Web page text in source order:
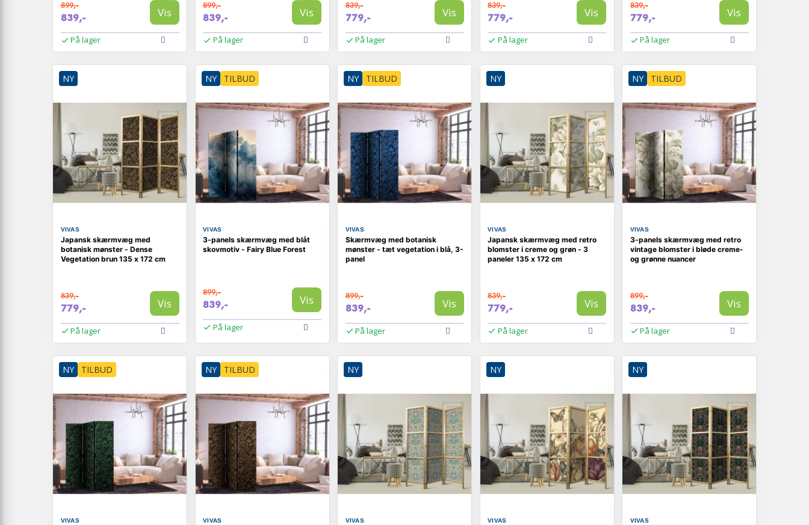
899,-
839,- Vis
På lager
899,-
839,- Vis
På lager
839,-
779,- Vis
På lager
839,-
779,- Vis
På lager
839,-
779,- Vis
På lager
NY
VIVAS
Japansk skærmvæg med
botanisk mønster - Dense
Vegetation brun 135 x 172 cm
839,-
779,- Vis
På lager
NY TILBUD
VIVAS
3-panels skærmvæg med blåt
skovmotiv - Fairy Blue Forest
899,-
839,- Vis
På lager
NY TILBUD
VIVAS
Skærmvæg med botanisk
mønster - tæt vegetation i blå, 3-
panel
899,-
839,- Vis
På lager
NY
VIVAS
Japansk skærmvæg med retro
blomster i creme og grøn - 3
paneler 135 x 172 cm
839,-
779,- Vis
På lager
NY TILBUD
VIVAS
3-panels skærmvæg med retro
vintage blomster i bløde creme-
og grønne nuancer
899,-
839,- Vis
På lager
NY TILBUD
VIVAS
NY TILBUD
VIVAS
NY
VIVAS
NY
VIVAS
NY
VIVAS